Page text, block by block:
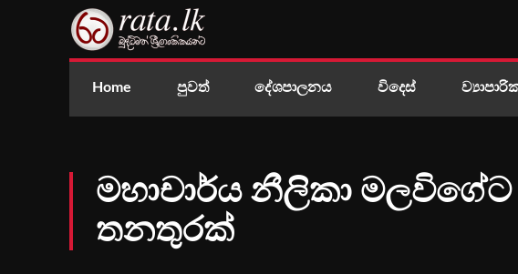
Home පුවත් දේශපාලනය විදෙස්
මහාචාර්ය නීලිකා
තනතුරක්